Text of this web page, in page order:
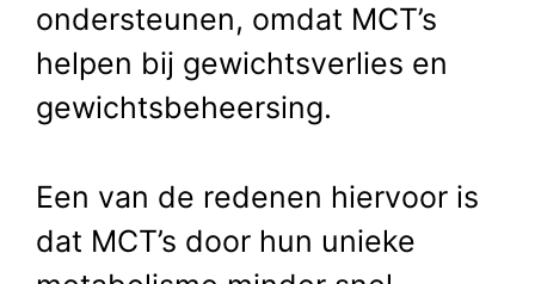
ondersteunen, omdat MCT’s
helpen bij gewichtsverlies en
gewichtsbeheersing.
Een van de redenen hiervoor is
dat MCT’s door hun unieke